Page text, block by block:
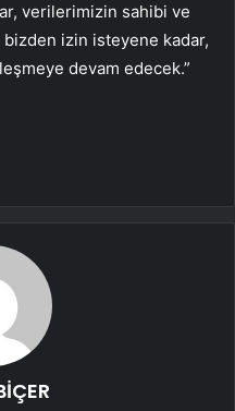
verilerimizin sahibi ve
izin isteyene kadar,
devam edecek.”